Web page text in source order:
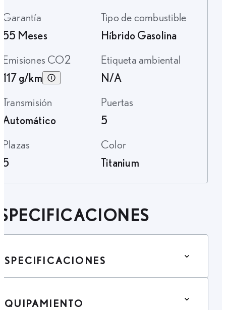
Garantía
55 Meses
Tipo de combustible
Híbrido Gasolina
Emisiones CO2
117 g/km
Etiqueta ambiental
N/A
Transmisión
Automático
Puertas
5
Plazas
5
Color
Titanium